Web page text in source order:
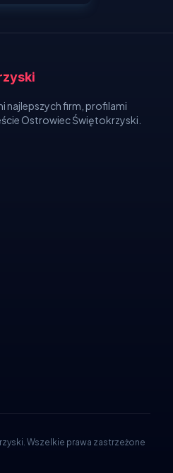
najlepszych firm, profilami
Ostrowiec Świętokrzyski.
. Wszelkie prawa zastrzeżone